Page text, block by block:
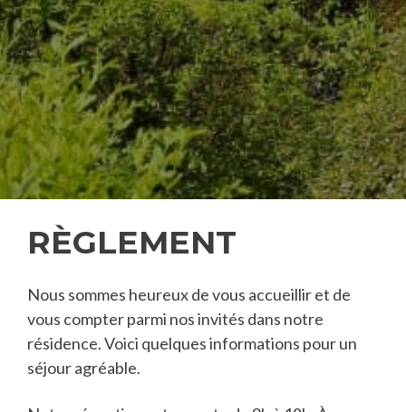
RÈGLEMENT
Nous sommes heureux de vous accueillir et de
vous compter parmi nos invités dans notre
résidence. Voici quelques informations pour un
séjour agréable.